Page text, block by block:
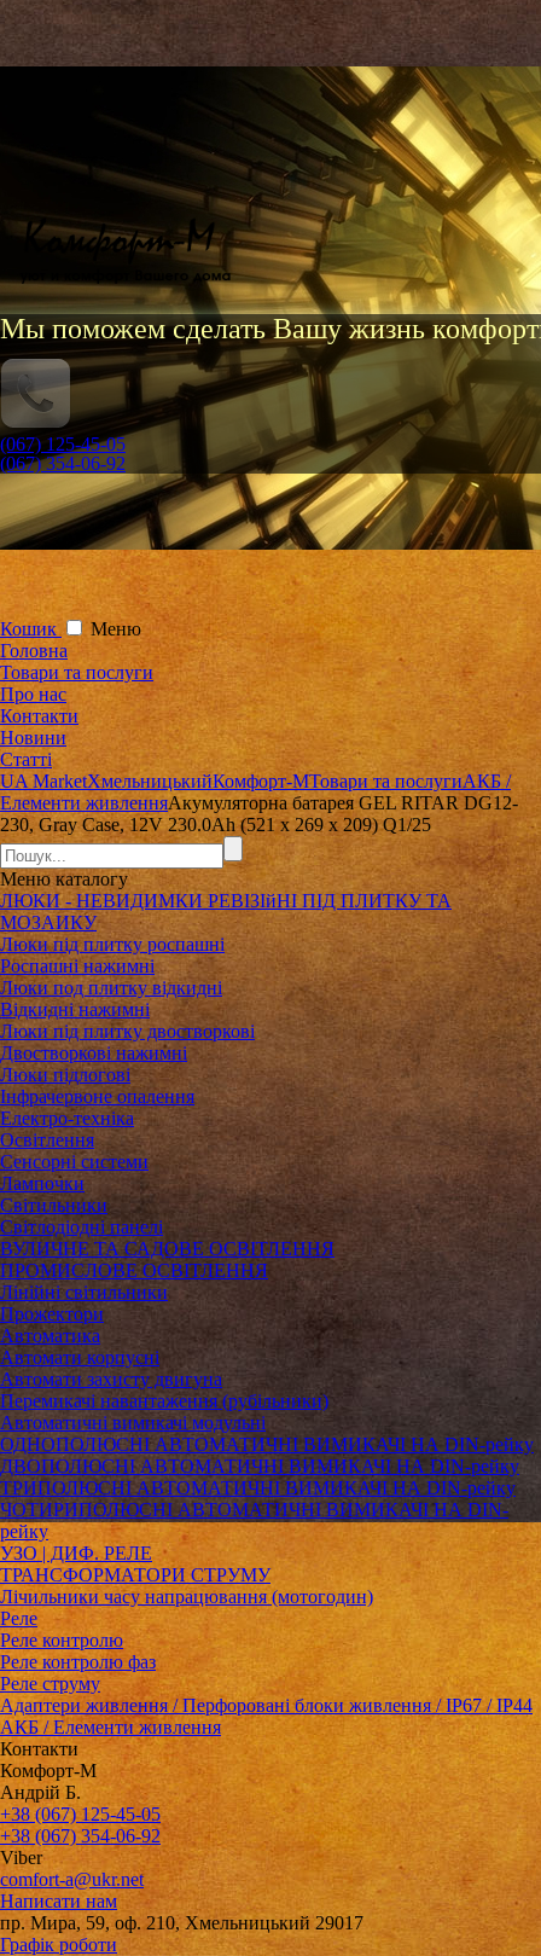
Мы поможем сделать Вашу жизнь
(067) 125-45-05
(067) 354-06-92
Кошик
Меню
Головна
Товари та послуги
Про нас
Контакти
Новини
Статті
UA MarketХмельницькийКомфорт-МТовари та послугиАКБ /
Елементи живленняАкумуляторна батарея GEL RITAR DG12-
230, Gray Case, 12V 230.0Ah (521 х 269 х 209) Q1/25
Менюкаталогу
ЛЮКИ - НЕВИДИМКИ РЕВІЗІйНІ ПІД ПЛИТКУ ТА
МОЗАИКУ
Люки під плитку роспашні
Роспашні нажимні
Люки под плитку відкидні
Відкидні нажимні
Люки під плитку двостворкові
Двостворкові нажимні
Люки підлогові
Інфрачервоне опалення
Електро-техніка
Освітлення
Сенсорні системи
Лампочки
Світильники
Світлодіодні панелі
ВУЛИЧНЕ ТА САДОВЕ ОСВІТЛЕННЯ
ПРОМИСЛОВЕ ОСВІТЛЕННЯ
Лінійні світильники
Прожектори
Автоматика
Автомати корпусні
Автомати захисту двигуна
Перемикачі навантаження (рубільники)
Автоматичні вимикачі модульні
ОДНОПОЛЮСНІ АВТОМАТИЧНІ ВИМИКАЧІ НА DIN-рейку
ДВОПОЛЮСНІ АВТОМАТИЧНІ ВИМИКАЧІ НА DIN-рейку
ТРИПОЛЮСНІ АВТОМАТИЧНІ ВИМИКАЧІ НА DIN-рейку
ЧОТИРИПОЛЮСНІ АВТОМАТИЧНІ ВИМИКАЧІ НА DIN-
рейку
УЗО | ДИФ. РЕЛЕ
ТРАНСФОРМАТОРИ СТРУМУ
Лічильники часу напрацювання (мотогодин)
Реле
Реле контролю
Реле контролю фаз
Реле струму
Адаптери живлення / Перфоровані блоки живлення / IP67 / IP44
АКБ / Елементи живлення
Контакти
Комфорт-М
Андрій Б.
+38 (067) 125-45-05
+38 (067) 354-06-92
Viber
comfort-a@ukr.net
Написати нам
пр. Мира, 59, оф. 210, Хмельницький 29017
Графік роботи